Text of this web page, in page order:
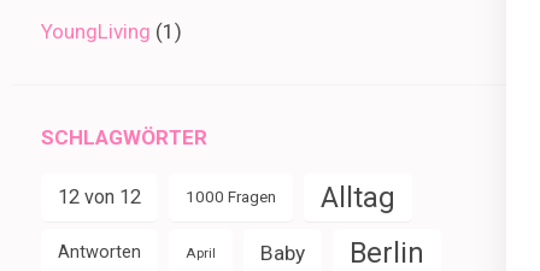
YoungLiving (1)
SCHLAGWÖRTER
12 von 12 1000 Fragen Alltag
Antworten April Baby Berlin